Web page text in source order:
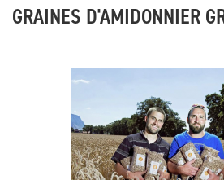
GRAINES D'AMIDONNIER